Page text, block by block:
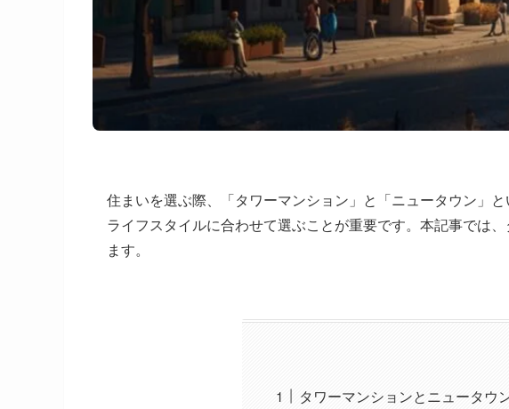
住まいを選ぶ際、「タワーマンション」と「ニュータウン」
ライフスタイルに合わせて選ぶことが重要です。本記事では
ます。
タワーマンションとニュータウ